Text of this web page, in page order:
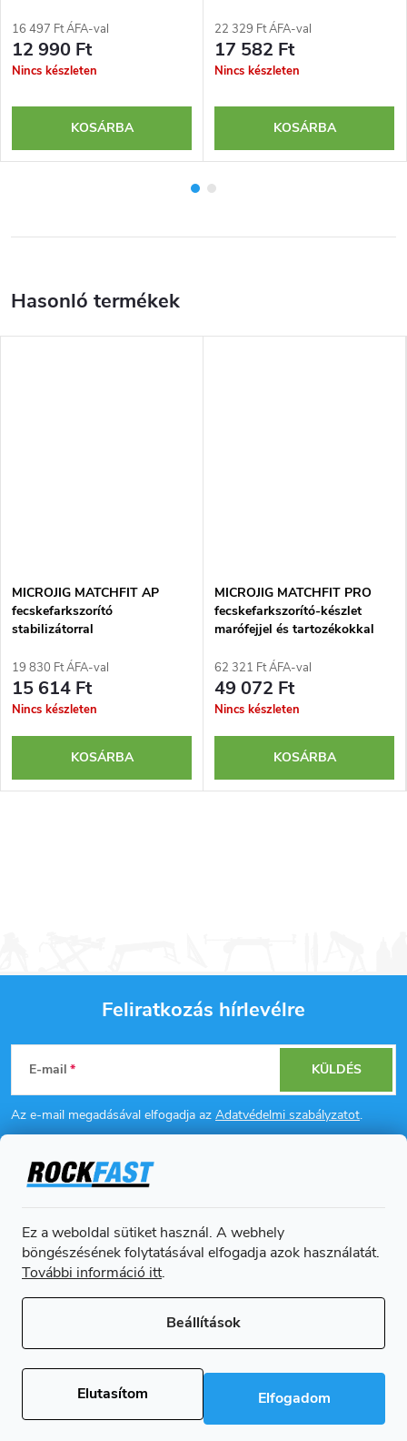
Ez a weboldal sütiket használ. A webhely
böngészésének folytatásával elfogadja azok használatát.
További információ itt.
Beállítások
Elutasítom Elfogadom
16 497 Ft ÁFA-val
12 990 Ft
Nincs készleten
KOSÁRBA
22 329 Ft ÁFA-val
17 582 Ft
Nincs készleten
KOSÁRBA
MICROJIG MATCHFIT AP
fecskefarkszorító
stabilizátorral
19 830 Ft ÁFA-val
15 614 Ft
Nincs készleten
KOSÁRBA
MICROJIG MATCHFIT PRO
fecskefarkszorító-készlet
marófejjel és tartozékokkal
62 321 Ft ÁFA-val
49 072 Ft
Nincs készleten
KOSÁRBA
L
á
b
Feliratkozás hírlevélre
E-mail
Az e-mail megadásával elfogadja az Adatvédelmi szabályzatot.
KÜLDÉS
Információ az Ön számára
Online fizetési lehetőséget biztosítunk
Shoptet Premium készítette
Copyright 2026Rockfast.hu. Minden jog fenntartva.Süti beállítások
szerkesztése